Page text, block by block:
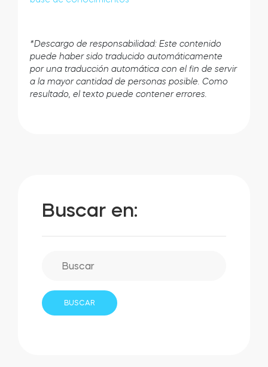
*Descargo de responsabilidad: Este contenido
puede haber sido traducido automáticamente
por una traducción automática con el fin de servir
a la mayor cantidad de personas posible. Como
resultado, el texto puede contener errores.
Buscar en: